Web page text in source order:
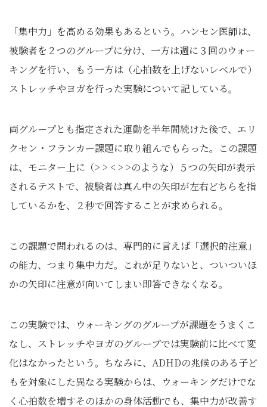
「集中力」を高める効果もあるという。ハンセン医師は、
被験者を２つのグループに分け、一方は週に３回のウォー
キングを行い、もう一方は（心拍数を上げないレベルで）
ストレッチやヨガを行った実験について記している。
両グループとも指定された運動を半年間続けた後で、エリ
クセン・フランカー課題に取り組んでもらった。この課題
は、モニター上に（> > < > >のような）５つの矢印が表示
されるテストで、被験者は真ん中の矢印が左右どちらを指
しているかを、２秒で回答することが求められる。
この課題で問われるのは、専門的に言えば「選択的注意」
の能力、つまり集中力だ。これが足りないと、ついついほ
かの矢印に注意が向いてしまい即答できなくなる。
この実験では、ウォーキングのグループが課題をうまくこ
なし、ストレッチやヨガのグループでは実験前に比べて変
化はなかったという。ちなみに、ADHDの兆候のある子ど
もを対象にした異なる実験からは、ウォーキングだけでな
く心拍数を増すそのほかの身体活動でも、集中力が改善す